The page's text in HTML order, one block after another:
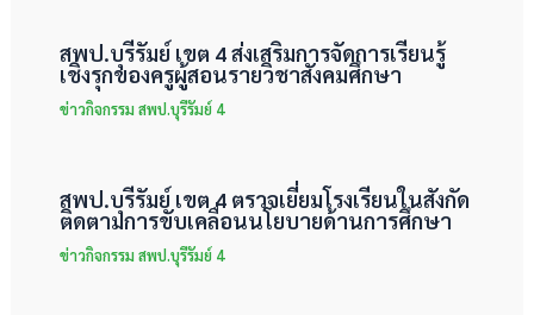
สพป.บุรีรัมย์ เขต 4 ส่งเสริมการจัดการเรียนรู้
เชิงรุกของครูผู้สอนรายวิชาสังคมศึกษา
ข่าวกิจกรรม สพป.บุรีรัมย์ 4
สพป.บุรีรัมย์ เขต 4 ตรวจเยี่ยมโรงเรียนในสังกัด
ติดตามการขับเคลื่อนนโยบายด้านการศึกษา
ข่าวกิจกรรม สพป.บุรีรัมย์ 4